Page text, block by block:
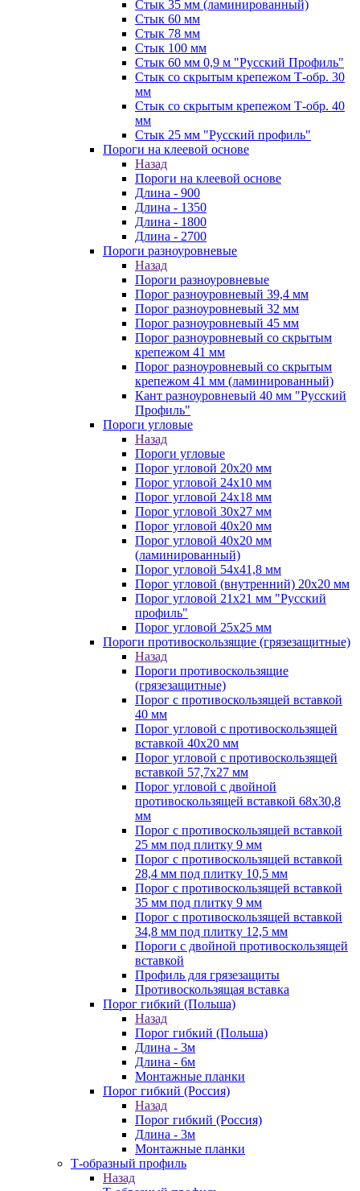
Стык 35 мм (ламинированный)
Стык 60 мм
Стык 78 мм
Стык 100 мм
Стык 60 мм 0,9 м "Русский Профиль"
Стык со скрытым крепежом Т-обр. 30
мм
Стык со скрытым крепежом Т-обр. 40
мм
Стык 25 мм "Русский профиль"
Пороги на клеевой основе
Назад
Пороги на клеевой основе
Длина - 900
Длина - 1350
Длина - 1800
Длина - 2700
Пороги разноуровневые
Назад
Пороги разноуровневые
Порог разноуровневый 39,4 мм
Порог разноуровневый 32 мм
Порог разноуровневый 45 мм
Порог разноуровневый со скрытым
крепежом 41 мм
Порог разноуровневый со скрытым
крепежом 41 мм (ламинированный)
Кант разноуровневый 40 мм "Русский
Профиль"
Пороги угловые
Назад
Пороги угловые
Порог угловой 20х20 мм
Порог угловой 24х10 мм
Порог угловой 24х18 мм
Порог угловой 30х27 мм
Порог угловой 40х20 мм
Порог угловой 40х20 мм
(ламинированный)
Порог угловой 54х41,8 мм
Порог угловой (внутренний) 20х20 мм
Порог угловой 21х21 мм "Русский
профиль"
Порог угловой 25х25 мм
Пороги противоскользящие (грязезащитные)
Назад
Пороги противоскользящие
(грязезащитные)
Порог с противоскользящей вставкой
40 мм
Порог угловой с противоскользящей
вставкой 40х20 мм
Порог угловой с противоскользящей
вставкой 57,7х27 мм
Порог угловой с двойной
противоскользящей вставкой 68х30,8
мм
Порог с противоскользящей вставкой
25 мм под плитку 9 мм
Порог с противоскользящей вставкой
28,4 мм под плитку 10,5 мм
Порог с противоскользящей вставкой
35 мм под плитку 9 мм
Порог с противоскользящей вставкой
34,8 мм под плитку 12,5 мм
Пороги с двойной противоскользящей
вставкой
Профиль для грязезащиты
Противоскользящая вставка
Порог гибкий (Польша)
Назад
Порог гибкий (Польша)
Длина - 3м
Длина - 6м
Монтажные планки
Порог гибкий (Россия)
Назад
Порог гибкий (Россия)
Длина - 3м
Монтажные планки
Т-образный профиль
Назад